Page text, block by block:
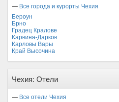
— Все города и курорты Чехия
Бероун
Брно
Градец Кралове
Карвина-Дарков
Карловы Вары
Край Высочина
Чехия: Отели
— Все отели Чехия